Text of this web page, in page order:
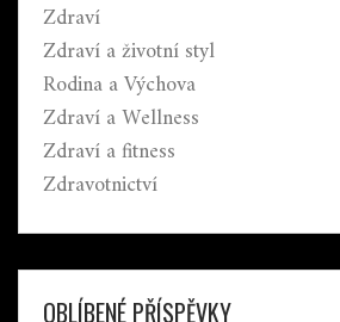
Zdraví
Zdraví a životní styl
Rodina a Výchova
Zdraví a Wellness
Zdraví a fitness
Zdravotnictví
OBLÍBENÉ PŘÍSPĚVKY